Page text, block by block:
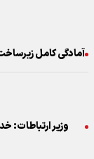
آمادگی کامل
وزیر ارتباطات: